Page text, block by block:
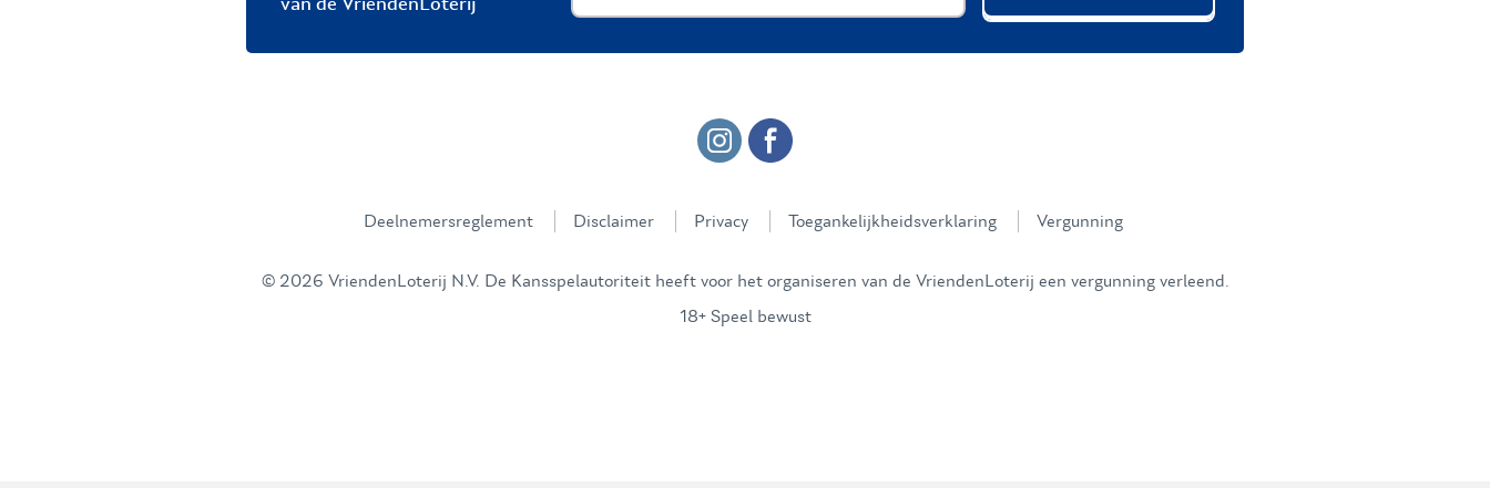
van de VriendenLoterij
Deelnemersreglement Disclaimer Privacy Toegankelijkheidsverklaring Vergunning
© 2026 VriendenLoterij N.V. De Kansspelautoriteit heeft voor het organiseren van de VriendenLoterij een vergunning verleend.
18+ Speel bewust